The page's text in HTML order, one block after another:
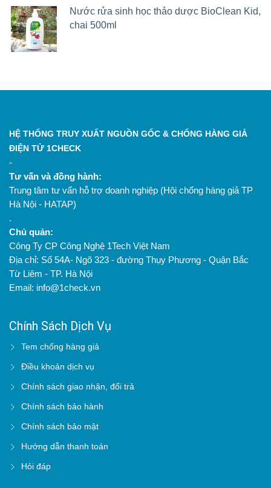
Nước rửa sinh học thảo dược BioClean Kid,
chai 500ml
HỆ THỐNG TRUY XUẤT NGUỒN GỐC & CHỐNG HÀNG GIẢ
ĐIỆN TỬ 1CHECK
-
Tư vấn và đồng hành:
Trung tâm tư vấn hỗ trợ doanh nghiệp (Hội chống hàng giả TP
Hà Nội - HATAP)
.
Chủ quản:
Công Ty CP Công Nghệ 1Tech Việt Nam
Địa chỉ: Số 54A- Ngõ 323 - đường Thụy Phương - Quận Bắc
Từ Liêm - TP. Hà Nội
Email: info@1check.vn
Chính Sách Dịch Vụ
Tem chống hàng giả
Điều khoản dịch vụ
Chính sách giao nhận, đổi trả
Chính sách bảo hành
Chính sách bảo mật
Hướng dẫn thanh toán
Hỏi đáp